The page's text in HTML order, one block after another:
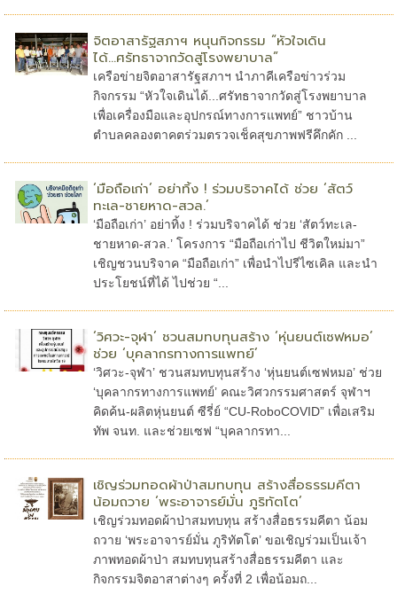
จิตอาสารัฐสภาฯ หนุนกิจกรรม “หัวใจเดิน
ได้...ศรัทธาจากวัดสู่โรงพยาบาล”
เครือข่ายจิตอาสารัฐสภาฯ นำภาคีเครือข่าวร่วม
กิจกรรม “หัวใจเดินได้...ศรัทธาจากวัดสู่โรงพยาบาล
เพื่อเครื่องมือและอุปกรณ์ทางการแพทย์” ชาวบ้าน
ตำบลคลองตาคตร่วมตรวจเช็คสุขภาพฟรีคึกคัก ...
‘มือถือเก่า’ อย่าทิ้ง ! ร่วมบริจาคได้ ช่วย ‘สัตว์
ทะเล-ชายหาด-สวล.’
‘มือถือเก่า’ อย่าทิ้ง ! ร่วมบริจาคได้ ช่วย ‘สัตว์ทะเล-
ชายหาด-สวล.’ โครงการ “มือถือเก่าไป ชีวิตใหม่มา”
เชิญชวนบริจาค “มือถือเก่า” เพื่อนำไปรีไซเคิล และนำ
ประโยชน์ที่ได้ ไปช่วย “...
‘วิศวะ-จุฬา’ ชวนสมทบทุนสร้าง ‘หุ่นยนต์เซฟหมอ’
ช่วย ‘บุคลากรทางการแพทย์’
‘วิศวะ-จุฬา’ ชวนสมทบทุนสร้าง ‘หุ่นยนต์เซฟหมอ’ ช่วย
‘บุคลากรทางการแพทย์’ คณะวิศวกรรมศาสตร์ จุฬาฯ
คิดค้น-ผลิตหุ่นยนต์ ซีรี่ย์ “CU-RoboCOVID” เพื่อเสริม
ทัพ จนท. และช่วยเซฟ “บุคลากรทา...
เชิญร่วมทอดผ้าป่าสมทบทุน สร้างสื่อธรรมคีตา
น้อมถวาย ‘พระอาจารย์มั่น ภูริทัตโต’
เชิญร่วมทอดผ้าป่าสมทบทุน สร้างสื่อธรรมคีตา น้อม
ถวาย ‘พระอาจารย์มั่น ภูริทัตโต’ ขอเชิญร่วมเป็นเจ้า
ภาพทอดผ้าป่า สมทบทุนสร้างสื่อธรรมคีตา และ
กิจกรรมจิตอาสาต่างๆ ครั้งที่ 2 เพื่อน้อมถ...